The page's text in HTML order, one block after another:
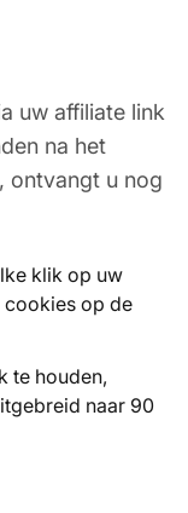
uw affiliate link
na het
ontvangt u nog
klik op uw
cookies op de
te houden,
naar 90